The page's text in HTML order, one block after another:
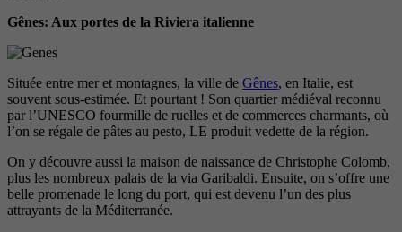
Gênes: Aux portes de la Riviera italienne
Située entre mer et montagnes, la ville de Gênes, en Italie, est
souvent sous-estimée. Et pourtant ! Son quartier médiéval reconnu
par l’UNESCO fourmille de ruelles et de commerces charmants, où
l’on se régale de pâtes au pesto, LE produit vedette de la région.
On y découvre aussi la maison de naissance de Christophe Colomb,
plus les nombreux palais de la via Garibaldi. Ensuite, on s’offre une
belle promenade le long du port, qui est devenu l’un des plus
attrayants de la Méditerranée.